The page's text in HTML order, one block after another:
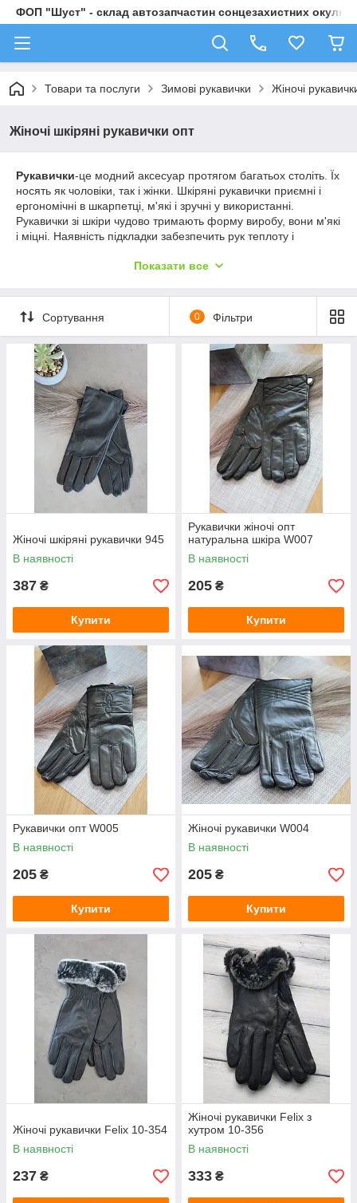
ФОП "Шуст" - склад автозапчастин сонцезахистних
Товари та послуги Зимові рукавички Жіночі
Жіночі шкіряні рукавички опт
Рукавички-це модний аксесуар протягом багатьох століть. Їх
носять як чоловіки, так і жінки. Шкіряні рукавички приємні і
ергономічні в шкарпетці, м'які і зручні у використанні.
Рукавички зі шкіри чудово тримають форму виробу, вони м'які
і міцні. Наявність підкладки забезпечить рук теплоту і
аксесуарів в холодну пору
Ми пропонуємо нові моделі рукавичок 2022-2023 років.
Багато новинок і приємні ціни. Власні бренд
Швидка відправка Новою поштою та Укрпоштою в будь-який
населений пункт України.
Замовлення оформляються на сайті від 1500 грн.
Показати все
Сортування 0 Фільтри
Жіночі шкіряні рукавички 945
В наявності
387 ₴
Купити
Рукавички жіночі опт
натуральна шкіра W007
В наявності
205 ₴
Купити
Рукавички опт W005
В наявності
205 ₴
Купити
Жіночі рукавички W004
В наявності
205 ₴
Купити
Жіночі рукавички Felix 10-354
В наявності
237 ₴
Жіночі рукавички Felix з
хутром 10-356
В наявності
333 ₴